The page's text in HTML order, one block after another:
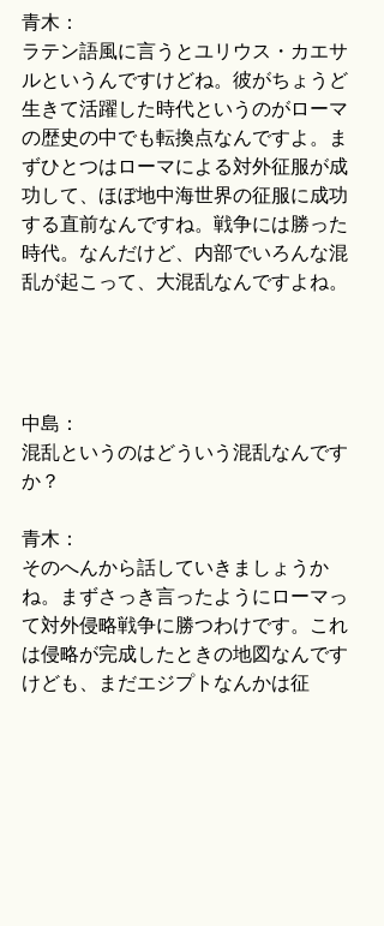
青木：
ラテン語風に言うとユリウス・カエサ
ルというんですけどね。彼がちょうど
生きて活躍した時代というのがローマ
の歴史の中でも転換点なんですよ。ま
ずひとつはローマによる対外征服が成
功して、ほぼ地中海世界の征服に成功
する直前なんですね。戦争には勝った
時代。なんだけど、内部でいろんな混
乱が起こって、大混乱なんですよね。
中島：
混乱というのはどういう混乱なんです
か？
青木：
そのへんから話していきましょうか
ね。まずさっき言ったようにローマっ
て対外侵略戦争に勝つわけです。これ
は侵略が完成したときの地図なんです
けども、まだエジプトなんかは征